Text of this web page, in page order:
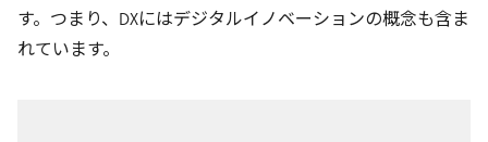
す。つまり、DXにはデジタルイノベーションの概念も含ま
れています。